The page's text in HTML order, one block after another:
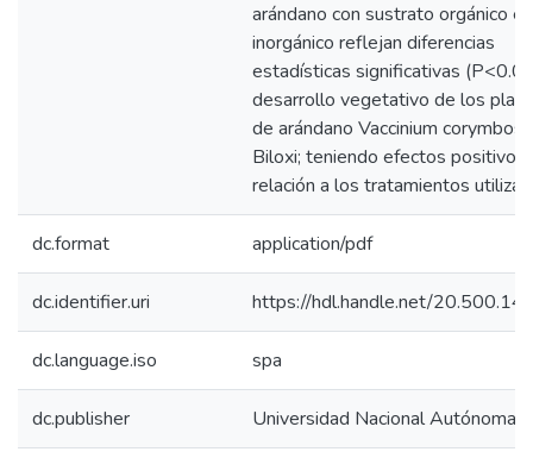
arándano con sustrato orgánico e
inorgánico reflejan diferencias
estadísticas significativas
desarrollo vegetativo de los
de arándano Vaccinium
Biloxi; teniendo efectos positivos
relación a los tratamientos
dc.format application/pdf
dc.identifier.uri https://hdl.handle.net/
dc.language.iso spa
dc.publisher Universidad Nacional Autónoma